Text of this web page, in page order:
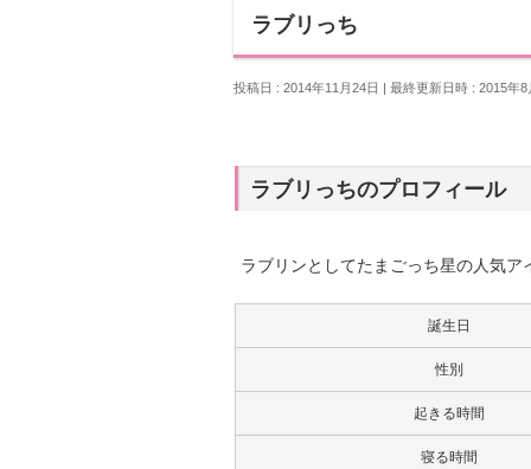
ラブリっち
投稿日 : 2014年11月24日 最終更新日時 : 2015年8
ラブリっちのプロフィール
ラブリンとしてたまごっち星の人気ア
誕生日
性別
起きる時間
寝る時間